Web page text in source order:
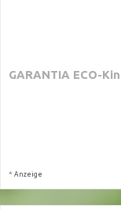
GARANTIA ECO-
* Anzeige